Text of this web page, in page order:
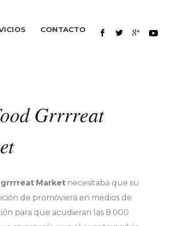
CONTACTO
Grrrreat
grrrreat Marketnecesitaba que su
de promoviera en medios de
para que acudieran las 8.000